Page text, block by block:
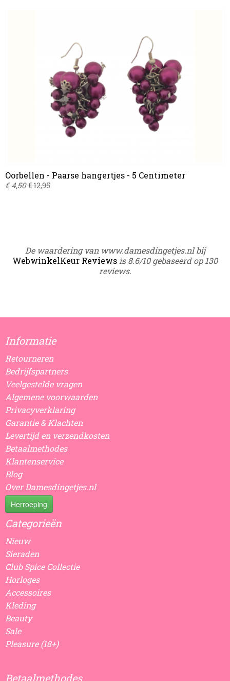
Oorbellen - Paarse hangertjes - 5 Centimeter
€ 4,50 € 12,95
De waardering van www.damesdingetjes.nl bij
WebwinkelKeur Reviews is 8.6/10 gebaseerd op 130
reviews.
Informatie
Retourneren
Bedrijfspartners
Veelgestelde vragen
Algemene voorwaarden
Privacyverklaring
Garantie & Klachten
Levertijd en verzendkosten
Betaalmethodes
Klantenservice
Blog
Over Damesdingetjes.nl
Herroeping
Categorieën
Nieuw
Sieraden
Club Spice Collectie
Horloges
Accessoires
Kleding
Beauty
Sale
Pleasure (18+)
Betaalmethodes